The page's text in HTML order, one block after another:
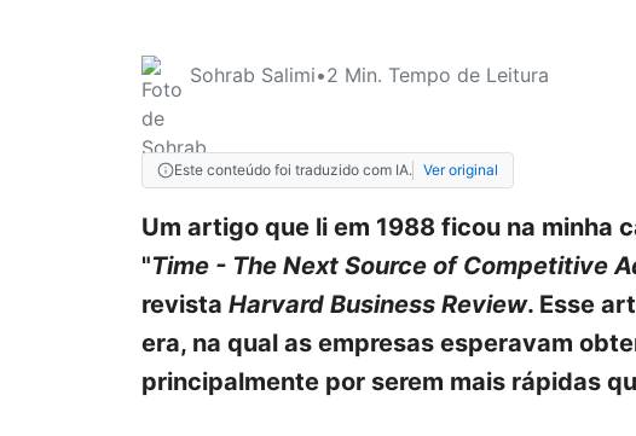
Sohrab Salimi•2 Min. Tempo de Leitura
Este conteúdo foi traduzido com IA. Ver original
Um artigo que li em 1988 ficou na minha
"Time - The Next Source of Competitive
revista Harvard Business Review. Esse
era, na qual as empresas esperavam
principalmente por serem mais rápidas